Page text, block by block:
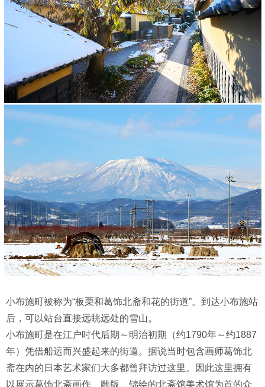
小布施町被称为“板栗和葛饰北斋和花的街道”。到达小布施站
后，可以站台直接远眺远处的雪山。
小布施町是在江户时代后期～明治初期（约1790年～约1887
年）凭借船运而兴盛起来的街道。据说当时包含画师葛饰北
斋在内的日本艺术家们大多都曾拜访过这里。因此这里拥有
以展示葛饰北斋画作、雕版、锦绘的北斋馆美术馆为首的众